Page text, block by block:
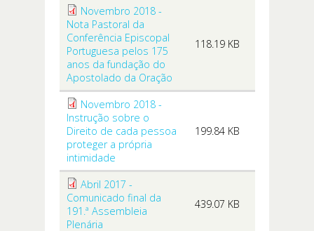
Novembro 2018 -
Nota Pastoral da
Conferência Episcopal
Portuguesa pelos 175
anos da fundação do
Apostolado da Oração
118.19 KB
Novembro 2018 -
Instrução sobre o
Direito de cada pessoa
proteger a própria
intimidade
199.84 KB
Abril 2017 -
Comunicado final da
191.ª Assembleia
Plenária
439.07 KB